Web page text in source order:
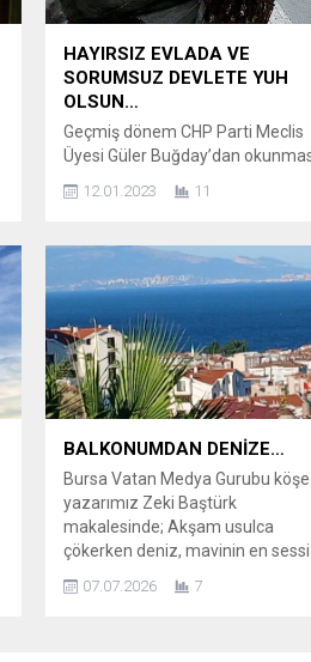
HAYIRSIZ EVLADA VE
SORUMSUZ DEVLETE YUH
OLSUN…
Geçmiş dönem CHP Parti Meclis
Üyesi Güler Buğday’dan
gereken bir yazı. Buğday;
tüm etik ve insani değerler
herkese bulaştı. Geçmişte
yaşadığımız ve yaşattığımız tüm
saygın ve örnek olacak güzel ve
erdemli yaşam tarzımız adeta
unutuldu. Batılılaşma doğru
anlaşılamadı ve en başta aile
kurumunu önce “çekirdek...
12.01.2023 11
BALKONUMDAN DENİZE…
Bursa Vatan Medya Gurubu köşe
yazarımız Zeki Baştürk
makalesinde; Akşam usulca
çökerken deniz, mavinin en
yüzüme dokunuyor; sanki günün
07.07.2026 7